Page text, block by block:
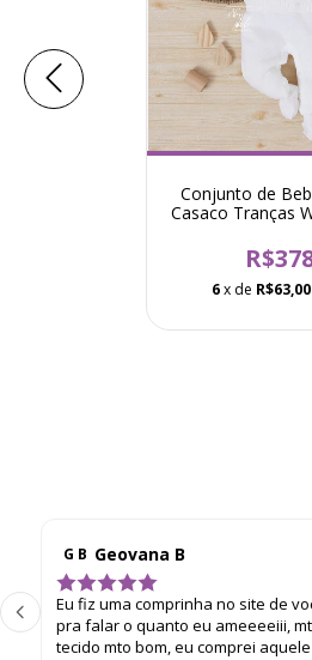
Conjunto de
Casaco Tranças
6 x de R$63,00
G B Geovana B
Eu fiz uma comprinha no site de
pra falar o quanto eu ameeeeiii,
tecido mto bom, eu comprei